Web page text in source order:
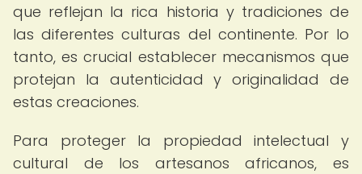
que reflejan la rica historia y tradiciones de
las diferentes culturas del continente. Por lo
tanto, es crucial establecer mecanismos que
protejan la autenticidad y originalidad de
estas creaciones.
Para proteger la propiedad intelectual y
cultural de los artesanos africanos, es